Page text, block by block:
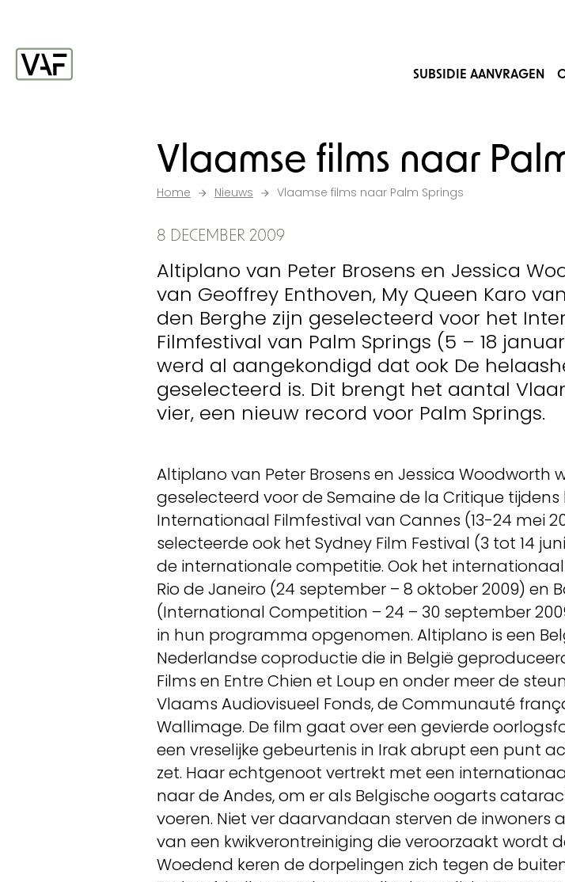
SUBSIDIE AANVRAGEN
Vlaamse films naar
Home Nieuws Vlaamse films naar Palm Springs
8 DECEMBER 2009
Altiplano van Peter Brosens en Jessica
van Geoffrey Enthoven, My Queen Karo
den Berghe zijn geselecteerd voor het
Filmfestival van Palm Springs (5 – 18
werd al aangekondigd dat ook De
geselecteerd is. Dit brengt het aantal
vier, een nieuw record voor Palm Springs.
Altiplano van Peter Brosens en Jessica Woodworth
geselecteerd voor de Semaine de la Critique
Internationaal Filmfestival van Cannes (13-24 mei
selecteerde ook het Sydney Film Festival (3 tot 14
de internationale competitie. Ook het
Rio de Janeiro (24 september – 8 oktober 2009) en
(International Competition – 24 – 30 september
in hun programma opgenomen. Altiplano is een
Nederlandse coproductie die in België
Films en Entre Chien et Loup en onder meer de
Vlaams Audiovisueel Fonds, de Communauté
Wallimage. De film gaat over een gevierde
een vreselijke gebeurtenis in Irak abrupt een punt
zet. Haar echtgenoot vertrekt met een
naar de Andes, om er als Belgische oogarts
voeren. Niet ver daarvandaan sterven de inwoners
van een kwikverontreiniging die veroorzaakt wordt
Woedend keren de dorpelingen zich tegen de